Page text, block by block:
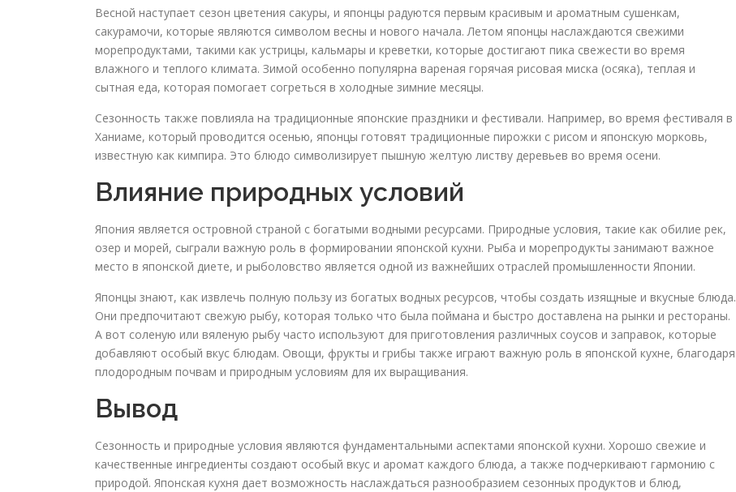
Весной наступает сезон цветения сакуры, и японцы радуются первым красивым и ароматным сушенкам,
сакурамочи, которые являются символом весны и нового начала. Летом японцы наслаждаются свежими
морепродуктами, такими как устрицы, кальмары и креветки, которые достигают пика свежести во время
влажного и теплого климата. Зимой особенно популярна вареная горячая рисовая миска (осяка), теплая и
сытная еда, которая помогает согреться в холодные зимние месяцы.
Сезонность также повлияла на традиционные японские праздники и фестивали. Например, во время фестиваля в
Ханиаме, который проводится осенью, японцы готовят традиционные пирожки с рисом и японскую морковь,
известную как кимпира. Это блюдо символизирует пышную желтую листву деревьев во время осени.
Влияние природных условий
Япония является островной страной с богатыми водными ресурсами. Природные условия, такие как обилие рек,
озер и морей, сыграли важную роль в формировании японской кухни. Рыба и морепродукты занимают важное
место в японской диете, и рыболовство является одной из важнейших отраслей промышленности Японии.
Японцы знают, как извлечь полную пользу из богатых водных ресурсов, чтобы создать изящные и вкусные блюда.
Они предпочитают свежую рыбу, которая только что была поймана и быстро доставлена на рынки и рестораны.
А вот соленую или вяленую рыбу часто используют для приготовления различных соусов и заправок, которые
добавляют особый вкус блюдам. Овощи, фрукты и грибы также играют важную роль в японской кухне, благодаря
плодородным почвам и природным условиям для их выращивания.
Вывод
Сезонность и природные условия являются фундаментальными аспектами японской кухни. Хорошо свежие и
качественные ингредиенты создают особый вкус и аромат каждого блюда, а также подчеркивают гармонию с
природой. Японская кухня дает возможность наслаждаться разнообразием сезонных продуктов и блюд,